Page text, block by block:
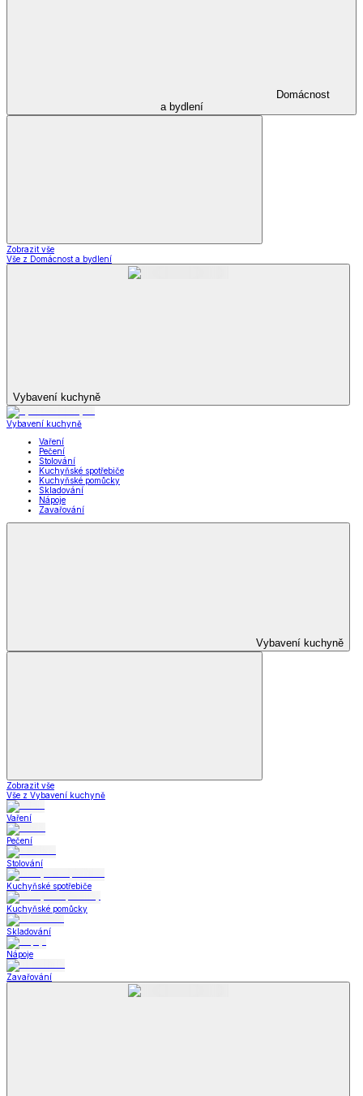
Domácnost
a bydlení
Zobrazit vše
Vše z Domácnost a bydlení
Vybavení kuchyně
Vybavení kuchyně
Vaření
Pečení
Stolování
Kuchyňské spotřebiče
Kuchyňské pomůcky
Skladování
Nápoje
Zavařování
Vybavení kuchyně
Zobrazit vše
Vše z Vybavení kuchyně
Vaření
Pečení
Stolování
Kuchyňské spotřebiče
Kuchyňské pomůcky
Skladování
Nápoje
Zavařování